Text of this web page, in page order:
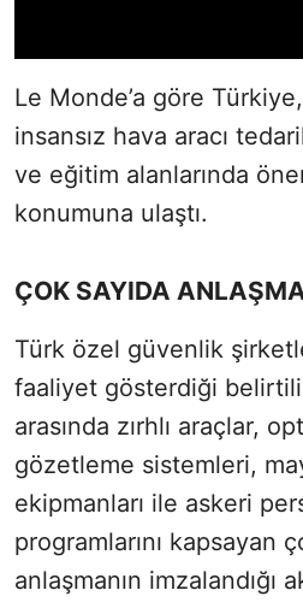
Le Monde’a göre
insansız hava aracı
ve eğitim alanlarında
konumuna ulaştı.
ÇOK SAYIDA
Türk özel güvenlik
faaliyet gösterdiği
arasında zırhlı araçlar,
gözetleme sistemleri,
ekipmanları ile askeri
programlarını kapsayan
anlaşmanın imzalandığı